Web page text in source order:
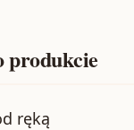
produkcie
ręką